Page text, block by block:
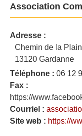
Association
Adresse :
Chemin de la
13120 Gardanne
Téléphone : 06 12
Fax :
https://
Courriel :
Site web : https://